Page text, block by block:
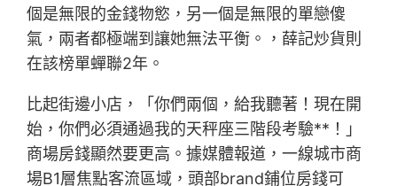
個是無限的金錢物慾，另一個是無限的單戀傻
氣，兩者都極端到讓她無法平衡。，薛記炒貨則
在該榜單蟬聯2年。
比起街邊小店，「你們兩個，給我聽著！現在開
始，你們必須通過我的天秤座三階段考驗**！」
商場房錢顯然要更高。據媒體報道，一線城市商
場B1層焦點客流區域，頭部brand鋪位房錢可